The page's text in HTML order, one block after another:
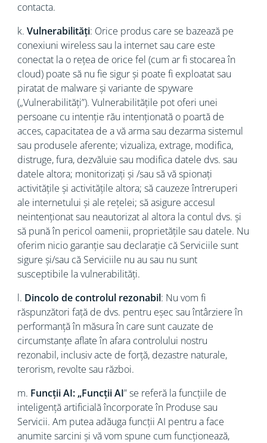
contacta.
k. Vulnerabilități: Orice produs care se bazează pe
conexiuni wireless sau la internet sau care este
conectat la o rețea de orice fel (cum ar fi stocarea în
cloud) poate să nu fie sigur și poate fi exploatat sau
piratat de malware și variante de spyware
(„Vulnerabilități”). Vulnerabilitățile pot oferi unei
persoane cu intenție rău intenționată o poartă de
acces, capacitatea de a vă arma sau dezarma sistemul
sau produsele aferente; vizualiza, extrage, modifica,
distruge, fura, dezvăluie sau modifica datele dvs. sau
datele altora; monitorizați și /sau să vă spionați
activitățile și activitățile altora; să cauzeze întreruperi
ale internetului și ale rețelei; să asigure accesul
neintenționat sau neautorizat al altora la contul dvs. și
să pună în pericol oamenii, proprietățile sau datele. Nu
oferim nicio garanție sau declarație că Serviciile sunt
sigure și/sau că Serviciile nu au sau nu sunt
susceptibile la vulnerabilități.
l. Dincolo de controlul rezonabil: Nu vom fi
răspunzători față de dvs. pentru eșec sau întârziere în
performanță în măsura în care sunt cauzate de
circumstanțe aflate în afara controlului nostru
rezonabil, inclusiv acte de forță, dezastre naturale,
terorism, revolte sau război.
m. Funcții AI: „Funcții AI” se referă la funcțiile de
inteligență artificială încorporate în Produse sau
Servicii. Am putea adăuga funcții AI pentru a face
anumite sarcini și vă vom spune cum funcționează,